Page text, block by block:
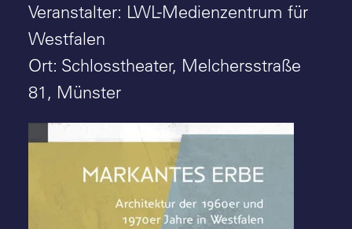
Kontakt
Veranstalter: LWL-Medienzentrum für
Westfalen
Ort: Schlosstheater, Melchersstraße
81, Münster